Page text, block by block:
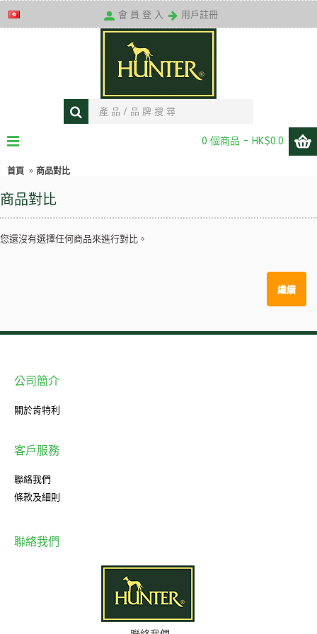
送貨條款
會 員 登 入 用戶註冊
0 個商品 - HK$0.0
首頁 商品對比
商品對比
您還沒有選擇任何商品來進行對比。
繼續
公司簡介
關於肯特利
客戶服務
聯絡我們
條款及細則
聯絡我們